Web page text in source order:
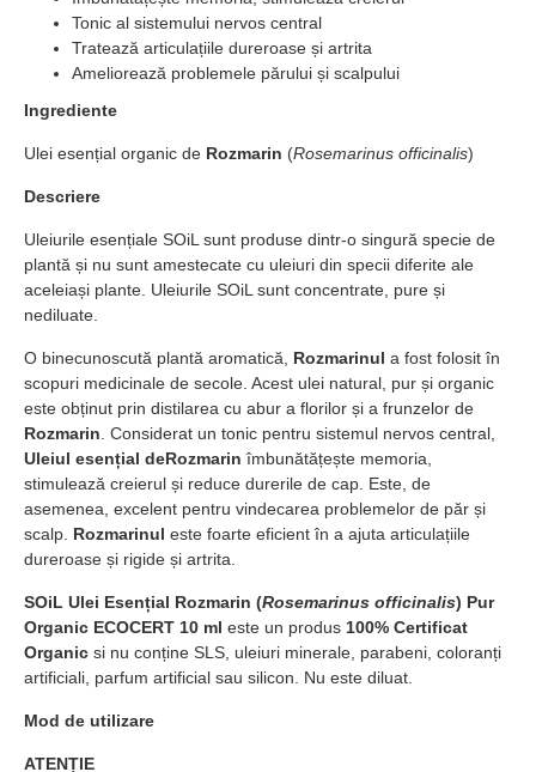
Tonic al sistemului nervos central
Tratează articulațiile dureroase și artrita
Ameliorează problemele părului și scalpului
Ingrediente
Ulei esențial organic de Rozmarin (Rosemarinus officinalis)
Descriere
Uleiurile esențiale SOiL sunt produse dintr-o singură specie de
plantă și nu sunt amestecate cu uleiuri din specii diferite ale
aceleiași plante. Uleiurile SOiL sunt concentrate, pure și
nediluate.
O binecunoscută plantă aromatică, Rozmarinul a fost folosit în
scopuri medicinale de secole. Acest ulei natural, pur și organic
este obținut prin distilarea cu abur a florilor și a frunzelor de
Rozmarin . Considerat un tonic pentru sistemul nervos central,
Uleiul esențial deRozmarin îmbunătățește memoria,
stimulează creierul și reduce durerile de cap. Este, de
asemenea, excelent pentru vindecarea problemelor de păr și
scalp. Rozmarinul este foarte eficient în a ajuta articulațiile
dureroase și rigide și artrita.
SOiL Ulei Esențial Rozmarin (Rosemarinus officinalis) Pur
Organic ECOCERT 10 ml este un produs 100% Certificat
Organic si nu conține SLS, uleiuri minerale, parabeni, coloranți
artificiali, parfum artificial sau silicon. Nu este diluat.
Mod de utilizare
ATENȚIE